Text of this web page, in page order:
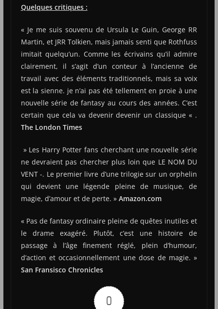
Quelques critiques :
« Je me suis souvenu de Ursula Le Guin, George RR
Martin, et JRR Tolkien, mais jamais senti que Rothfuss
imitait quelqu’un. Comme les écrivains qu’il admire
clairement, il s’agit d’un conteur à l’ancienne de
travail avec des éléments traditionnels, mais sa voix
est la sienne. je n’ai pas été tellement en proie à une
nouvelle série de fantasy au cours des années. C’est
certain que cela va devenir devenir un classique « .
The London Times
» Les Harry Potter fans cherchant une nouvelle série
ne devraient pas chercher plus loin que LE NOM DU
VENT -. Le premier livre d’une trilogie sur un orphelin
qui devient une légende pleine de musique, de
magie, d’amour et de perte. »Amazon.com
« Pas de fantasy ordinaire pleine de quêtes inutiles et
le drame exagéré. Plutôt, c’est une histoire de
passage à l’âge finement réglé, plein d’humour,
d’action et occasionnellement une dose de magie. »
San Fransisco Chronicles
0